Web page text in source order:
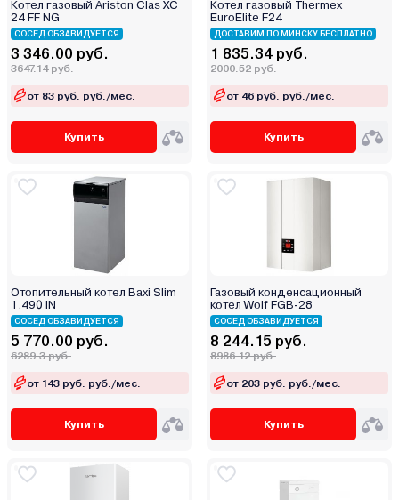
Котел газовый Ariston Clas XC
24 FF NG
СОСЕД ОБЗАВИДУЕТСЯ
3 346.00 руб.
3647.14 руб.
от 83 руб. руб./мес.
Купить
Котел газовый Thermex
EuroElite F24
ДОСТАВИМ ПО МИНСКУ БЕСПЛАТНО
1 835.34 руб.
2000.52 руб.
от 46 руб. руб./мес.
Купить
Отопительный котел Baxi Slim
1.490 iN
СОСЕД ОБЗАВИДУЕТСЯ
5 770.00 руб.
6289.3 руб.
от 143 руб. руб./мес.
Купить
Газовый конденсационный
котел Wolf FGB-28
СОСЕД ОБЗАВИДУЕТСЯ
8 244.15 руб.
8986.12 руб.
от 203 руб. руб./мес.
Купить